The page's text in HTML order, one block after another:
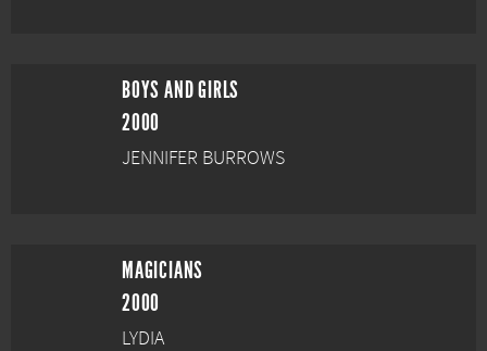
BOYS AND GIRLS
2000
JENNIFER BURROWS
MAGICIANS
2000
LYDIA